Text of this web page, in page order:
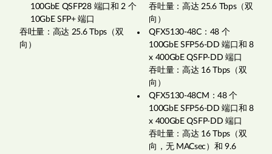
100GbE QSFP28 端口和 2 个
10GbE SFP+ 端口
吞吐量：高达 25.6 Tbps（双
向）
吞吐量：高达 25.6 Tbps（双
向）
QFX5130-48C：48 个
100GbE SFP56-DD 端口和 8
x 400GbE QSFP-DD 端口
吞吐量：高达 16 Tbps（双
向）
QFX5130-48CM：48 个
100GbE SFP56-DD 端口和 8
x 400GbE QSFP-DD 端口
吞吐量：高达 16 Tbps（双
向，无 MACsec）和 9.6